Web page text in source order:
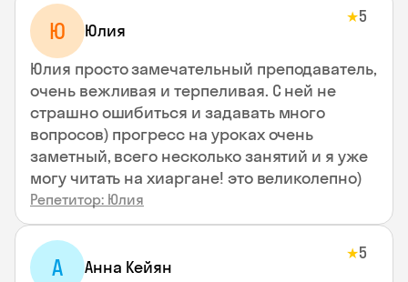
Ю Юлия
★5
Юлия просто замечательный преподаватель,
очень вежливая и терпеливая. С ней не
страшно ошибиться и задавать много
вопросов) прогресс на уроках очень
заметный, всего несколько занятий и я уже
могу читать на хиаргане! это великолепно)
Репетитор: Юлия
А Анна Кейян
★5